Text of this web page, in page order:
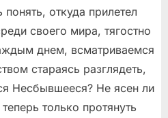
откуда прилетел
своего мира, тягостно
днем, всматриваемся
стараясь разглядеть,
Несбывшееся? Не ясен ли
только протянуть